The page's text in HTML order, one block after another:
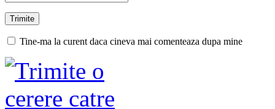
Tine-ma la curent daca cineva mai comenteaza dupa mine